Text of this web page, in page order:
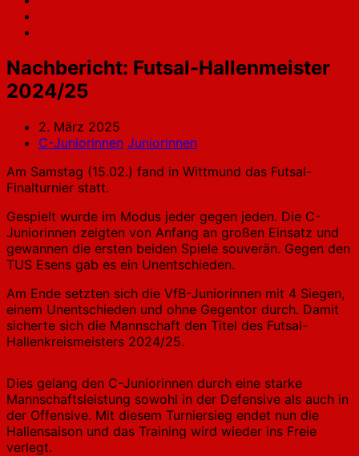
Nachbericht: Futsal-Hallenmeister
2024/25
2. März 2025
C-Juniorinnen Juniorinnen
Am Samstag (15.02.) fand in Wittmund das Futsal-
Finalturnier statt.
Gespielt wurde im Modus jeder gegen jeden. Die C-
Juniorinnen zeigten von Anfang an großen Einsatz und
gewannen die ersten beiden Spiele souverän. Gegen den
TUS Esens gab es ein Unentschieden.
Am Ende setzten sich die VfB-Juniorinnen mit 4 Siegen,
einem Unentschieden und ohne Gegentor durch. Damit
sicherte sich die Mannschaft den Titel des Futsal-
Hallenkreismeisters 2024/25.
Dies gelang den C-Juniorinnen durch eine starke
Mannschaftsleistung sowohl in der Defensive als auch in
der Offensive. Mit diesem Turniersieg endet nun die
Hallensaison und das Training wird wieder ins Freie
verlegt.